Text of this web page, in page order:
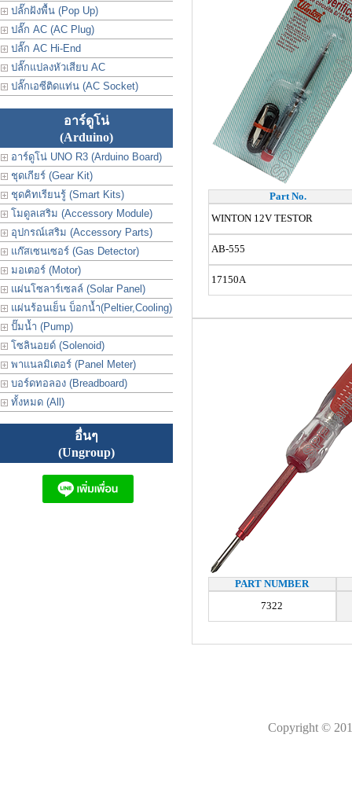
ปลั๊กฝังพื้น (Pop Up)
ปลั๊ก AC (AC Plug)
ปลั๊ก AC Hi-End
ปลั๊กแปลงหัวเสียบ AC
ปลั๊กเอซีติดแท่น (AC Socket)
อาร์ดูโน่
(Arduino)
อาร์ดูโน่ UNO R3 (Arduino Board)
ชุดเกียร์ (Gear Kit)
ชุดคิทเรียนรู้ (Smart Kits)
โมดูลเสริม (Accessory Module)
อุปกรณ์เสริม (Accessory Parts)
แก๊สเซนเซอร์ (Gas Detector)
มอเตอร์ (Motor)
แผ่นโซลาร์เซลล์ (Solar Panel)
แผ่นร้อนเย็น บ็อกน้ำ(Peltier,Cooling)
ปั๊มน้ำ (Pump)
โซลินอยด์ (Solenoid)
พาแนลมิเตอร์ (Panel Meter)
บอร์ดทอลอง (Breadboard)
ทั้งหมด (All)
อื่นๆ
(Ungroup)
Part No.
WINTON 12V TESTOR
AB-555
17150A
PART NUMBER
7322
Copyright ©